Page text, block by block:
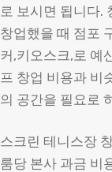
로 보시면 됩니다.
창업했을 때 점포
커,키오스크,로 예
프 창업 비용과 비
의 공간을 필요로
스크린 테니스장
룸당 본사 과금 비